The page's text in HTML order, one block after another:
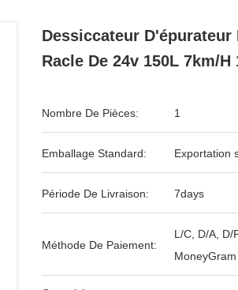
Dessiccateur D'épurateur
Racle De 24v 150L 7km/H
Nombre De Pièces: 1
Emballage Standard: Exportation
Période De Livraison: 7days
Méthode De Paiement:
L/C, D/A, D/
MoneyGram